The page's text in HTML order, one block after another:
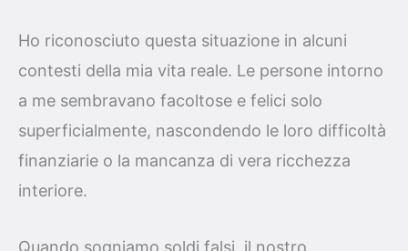
Ho riconosciuto questa situazione in alcuni
contesti della mia vita reale. Le persone intorno
a me sembravano facoltose e felici solo
superficialmente, nascondendo le loro difficoltà
finanziarie o la mancanza di vera ricchezza
interiore.
Quando sogniamo soldi falsi, il nostro